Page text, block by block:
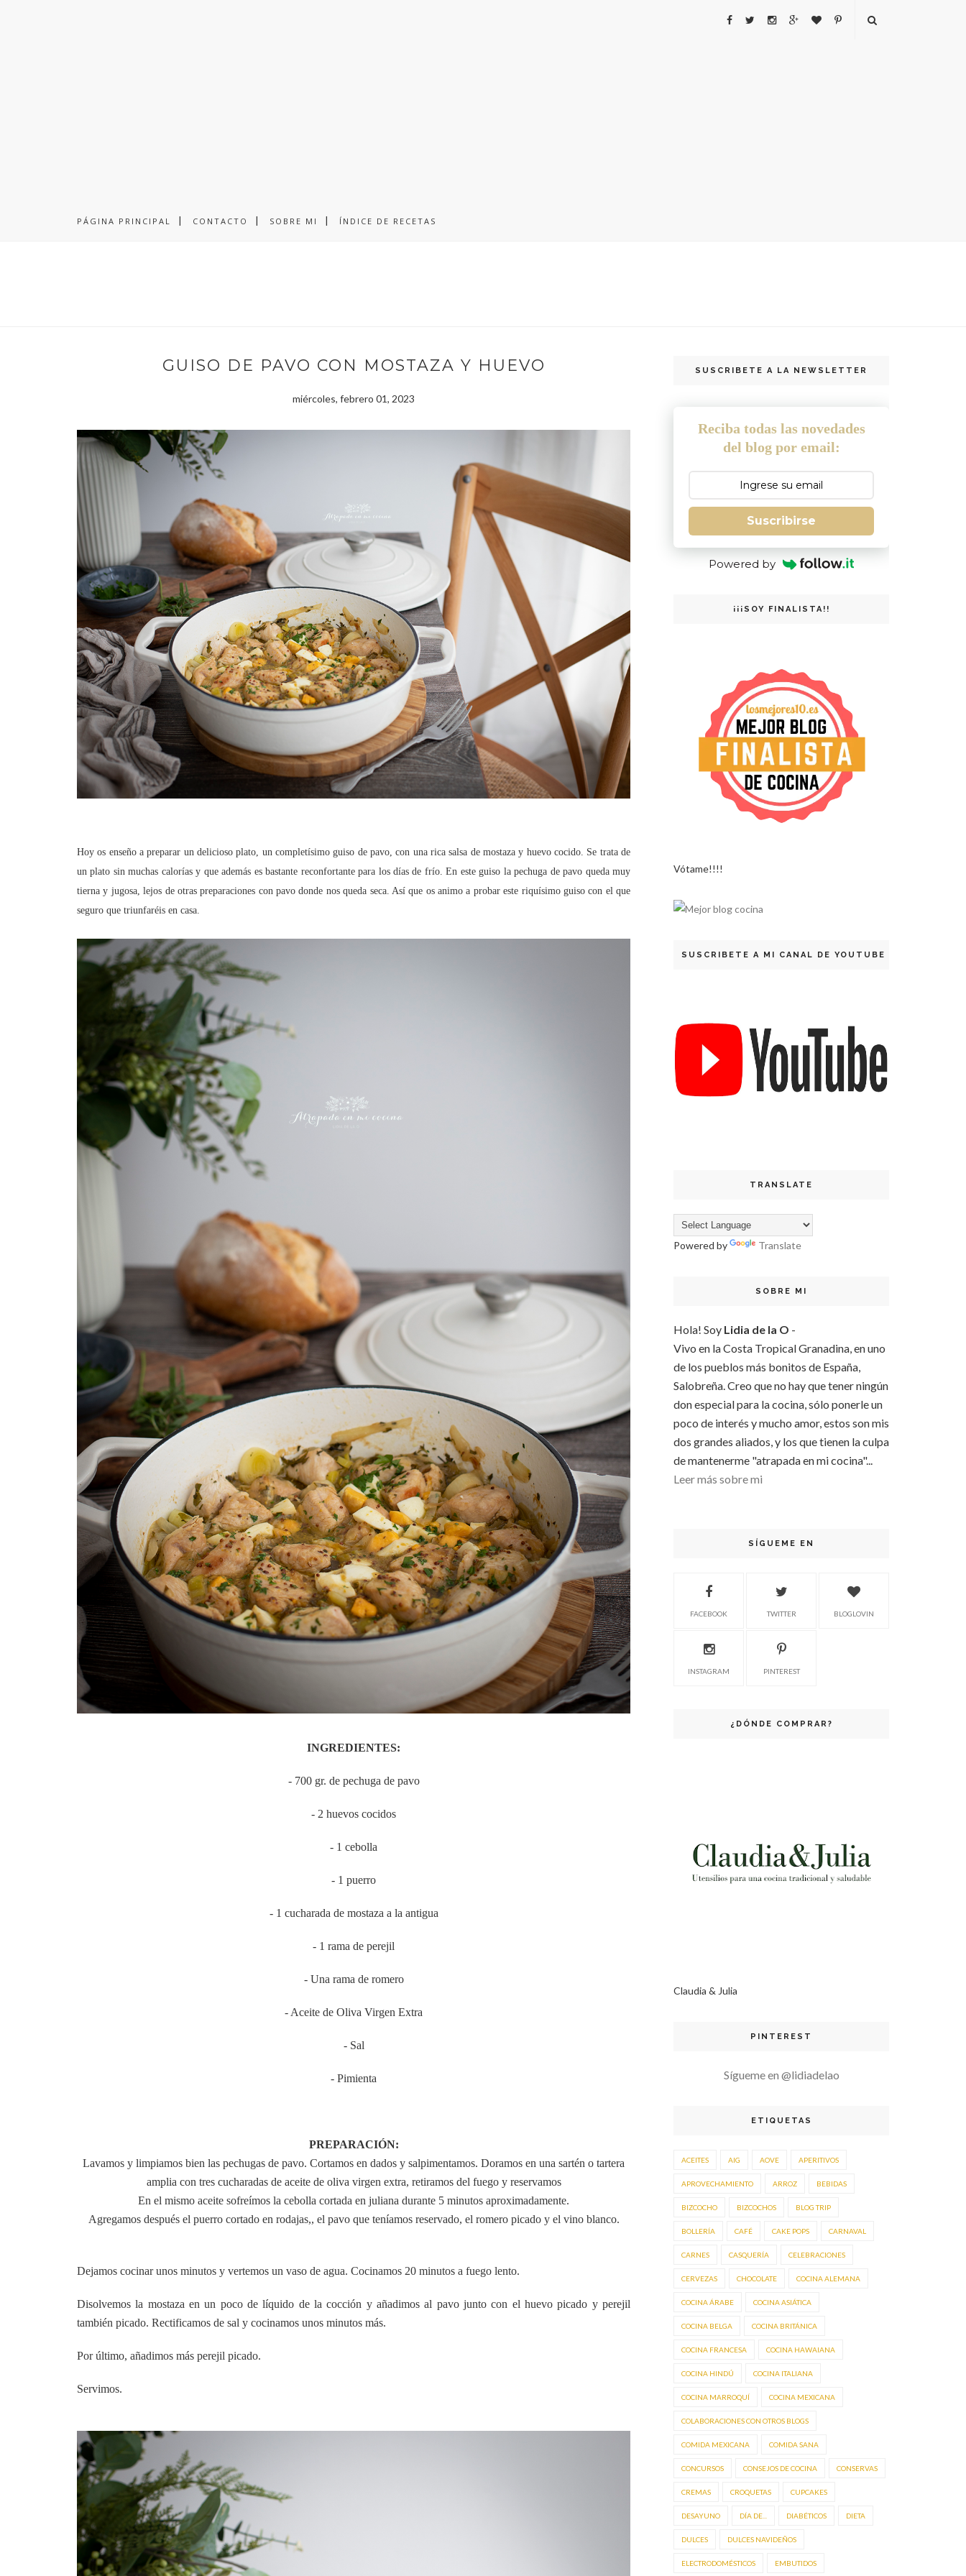
PÁGINA PRINCIPAL CONTACTO SOBRE MI ÍNDICE DE RECETAS
GUISO DE PAVO CON MOSTAZA Y HUEVO
miércoles, febrero 01, 2023
Hoy os enseño a preparar un delicioso plato, un completísimo guiso de pavo, con una rica salsa de mostaza y huevo cocido. Se trata de
un plato sin muchas calorías y que además es bastante reconfortante para los días de frío. En este guiso la pechuga de pavo queda muy
tierna y jugosa, lejos de otras preparaciones con pavo donde nos queda seca. Así que os animo a probar este riquísimo guiso con el que
seguro que triunfaréis en casa.
INGREDIENTES:
- 700 gr. de pechuga de pavo
- 2 huevos cocidos
- 1 cebolla
- 1 puerro
- 1 cucharada de mostaza a la antigua
- 1 rama de perejil
- Una rama de romero
- Aceite de Oliva Virgen Extra
- Sal
- Pimienta
PREPARACIÓN:
Lavamos y limpiamos bien las pechugas de pavo. Cortamos en dados y salpimentamos. Doramos en una sartén o tartera
amplia con tres cucharadas de aceite de oliva virgen extra, retiramos del fuego y reservamos
En el mismo aceite sofreímos la cebolla cortada en juliana durante 5 minutos aproximadamente.
Agregamos después el puerro cortado en rodajas,, el pavo que teníamos reservado, el romero picado y el vino blanco.
Dejamos cocinar unos minutos y vertemos un vaso de agua. Cocinamos 20 minutos a fuego lento.
Disolvemos la mostaza en un poco de líquido de la cocción y añadimos al pavo junto con el huevo picado y perejil
también picado. Rectificamos de sal y cocinamos unos minutos más.
Por último, añadimos más perejil picado.
Servimos.
SUSCRIBETE A LA NEWSLETTER
Reciba todas las novedades
del blog por email:
Suscribirse
Powered by
¡¡¡SOY FINALISTA!!
Vótame!!!!
SUSCRIBETE A MI CANAL DE YOUTUBE
TRANSLATE
Powered by Translate
SOBRE MI
Hola! Soy Lidia de la O -
Vivo en la Costa Tropical Granadina, en uno
de los pueblos más bonitos de España,
Salobreña. Creo que no hay que tener ningún
don especial para la cocina, sólo ponerle un
poco de interés y mucho amor, estos son mis
dos grandes aliados, y los que tienen la culpa
de mantenerme "atrapada en mi cocina"...
Leer más sobre mi
SÍGUEME EN
FACEBOOK TWITTER BLOGLOVIN
INSTAGRAM PINTEREST
¿DÓNDE COMPRAR?
Claudia & Julia
PINTEREST
Sígueme en @lidiadelao
ETIQUETAS
ACEITES AIG AOVE APERITIVOS
APROVECHAMIENTO ARROZ BEBIDAS
BIZCOCHO BIZCOCHOS BLOG TRIP
BOLLERÍA CAFÉ CAKE POPS CARNAVAL
CARNES CASQUERÍA CELEBRACIONES
CERVEZAS CHOCOLATE COCINA ALEMANA
COCINA ÁRABE COCINA ASIÁTICA
COCINA BELGA COCINA BRITÁNICA
COCINA FRANCESA COCINA HAWAIANA
COCINA HINDÚ COCINA ITALIANA
COCINA MARROQUÍ COCINA MEXICANA
COLABORACIONES CON OTROS BLOGS
COMIDA MEXICANA COMIDA SANA
CONCURSOS CONSEJOS DE COCINA CONSERVAS
CREMAS CROQUETAS CUPCAKES
DESAYUNO DÍA DE... DIABÉTICOS DIETA
DULCES DULCES NAVIDEÑOS
ELECTRODOMÉSTICOS EMBUTIDOS